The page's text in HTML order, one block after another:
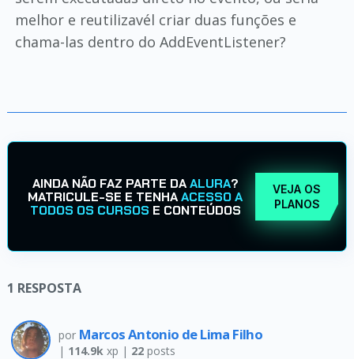
melhor e reutilizavél criar duas funções e
chama-las dentro do AddEventListener?
AINDA NÃO FAZ PARTE DAALURA?
MATRICULE-SE E TENHAACESSO A
TODOS OS CURSOS E CONTEÚDOS
VEJA OS
PLANOS
1 RESPOSTA
por Marcos Antonio de Lima Filho
| 114.9kxp | 22posts